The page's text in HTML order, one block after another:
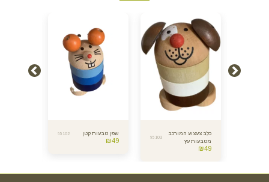
כלב צעצוע המורכב
מטבעות עץ
65103
₪49
שפן טבעות קטן 65102
₪49